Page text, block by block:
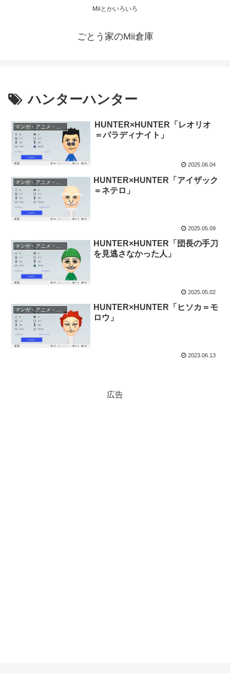
Miiとかいろいろ
ごとう家のMii倉庫
ハンターハンター
HUNTER×HUNTER「レオリオ
＝パラディナイト」
2025.06.04
HUNTER×HUNTER「アイザック
＝ネテロ」
2025.05.09
HUNTER×HUNTER「団長の手刀
を見逃さなかった人」
2025.05.02
HUNTER×HUNTER「ヒソカ＝モ
ロウ」
2023.06.13
広告